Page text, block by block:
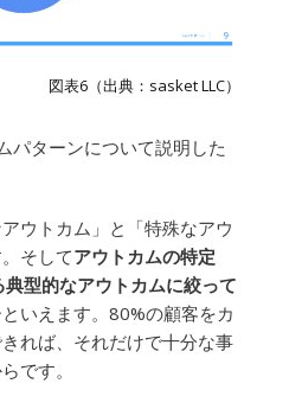
図表6（出典：sasket LLC）
パターンについて説明した
ウトカム」と「特殊なアウ
そしてアウトカムの特定
型的なアウトカムに絞って
いえます。80%の顧客をカ
れば、それだけで十分な事
です。